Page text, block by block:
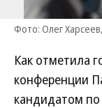
Фото: Олег
Как отметила
конференции
кандидатом